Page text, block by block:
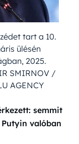
tart a 10.
ülésén
2025.
SMIRNOV /
AGENCY
semmit
valóban